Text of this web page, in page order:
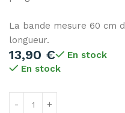
La bande mesure 60 cm
longueur.
13,90 €
En stock
En stock